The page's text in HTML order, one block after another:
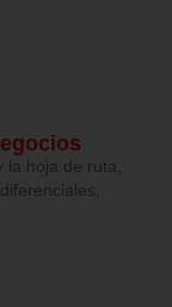
hoja de ruta,